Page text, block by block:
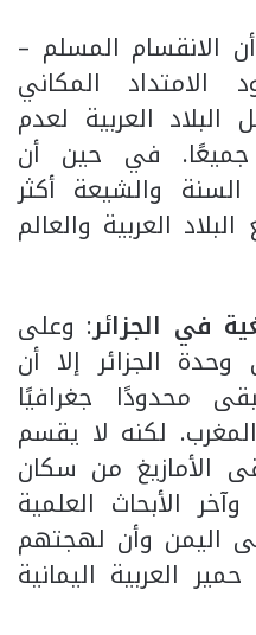
الانقسام المسلم –
المكاني
العربية لعدم
في حين أن
والشيعة أكثر
العربية والعالم
في الجزائر: وعلى
الجزائر إلا أن
محدودًا جغرافيًا
المغرب. لكنه لا يقسم
الأمازيغ من سكان
الأبحاث العلمية
اليمن وأن لهجتهم
العربية اليمانية